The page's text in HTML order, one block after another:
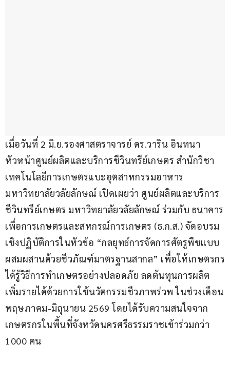
เมื่อวันที่ 2 มิ.ย.รองศาสตราจารย์ ดร.วาริน อินทนา
หัวหน้าศูนย์ผลิตและบริการชีวินทรีย์เกษตร สำนักวิชา
เทคโนโลยีการเกษตรแบะอุตสาหกรรมอาหาร
มหาวิทยาลัยวลัยลักษณ์ เปิดเผยว่า ศูนย์ผลิตและบริการ
ชีวินทรีย์เกษตร มหาวิทยาลัยวลัยลักษณ์ ร่วมกับ ธนาคาร
เพื่อการเกษตรและสหกรณ์การเกษตร (ธ.ก.ส.) จัดอบรม
เชิงปฏิบัติการในหัวข้อ “กลยุทธ์การจัดการศัตรูพืชแบบ
ผสมผสานด้วยชีวภัณฑ์มาตรฐานสากล” เพื่อให้เกษตรกร
ได้รู้วิธีการทำเกษตรอย่างปลอดภัย ลดต้นทุนการผลิต
เพิ่มรายได้ด้วยการใช้นวัตกรรมชีวภาพร่วพ ในช่วงเดือน
พฤษภาคม-มิถุนายน 2569 โดยได้รับความสนใจจาก
เกษตรกรในพื้นที่จังหวัดนครศรีธรรมราชเข้าร่วมกว่า
1000 คน